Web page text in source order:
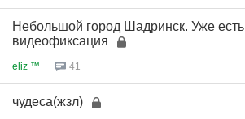
Небольшой город Шадринск. Уже есть
видеофиксация
eliz ™ 41
чудеса(жзл)